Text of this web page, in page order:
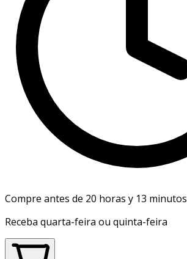
Compre antes de 20 horas y 13 minutos
Receba quarta-feira ou quinta-feira